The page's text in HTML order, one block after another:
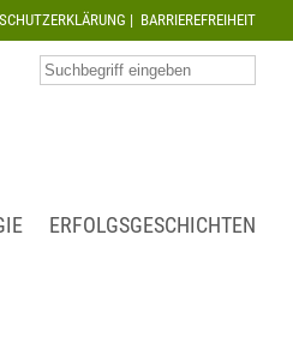
| BARRIEREFREIHEIT
ERFOLGSGESCHICHTEN